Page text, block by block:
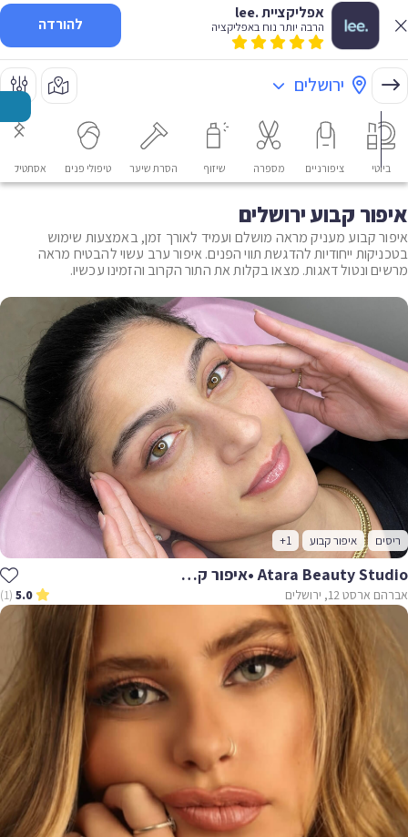
אפליקציית .lee
הרבה יותר נוח באפליקציה להורדה
ירושלים
ביוטי ציפורניים מספרה שיזוף הסרת שיער טיפולי פנים אסתטיקה
איפור קבוע ירושלים
איפור קבוע מעניק מראה מושלם ועמיד לאורך זמן, באמצעות שימוש
בטכניקות ייחודיות להדגשת תווי הפנים. איפור ערב עשוי להבטיח מראה
מרשים ונטול דאגות. מצאו בקלות את התור הקרוב והזמינו עכשיו.
ריסים איפור קבוע +1
Atara Beauty Studio •איפור קבוע •הדבקת ריסים •עיצוב וצביעת גבות
אברהם ארסט 12, ירושלים 5.0
(1)